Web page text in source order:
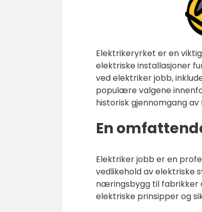
Elektrikeryrket er en
elektriske installasjoner
ved elektriker jobb,
populære valgene
historisk gjennomgang
En
Elektriker jobb er en
vedlikehold av elektriske
næringsbygg til fabrikker
elektriske prinsipper og